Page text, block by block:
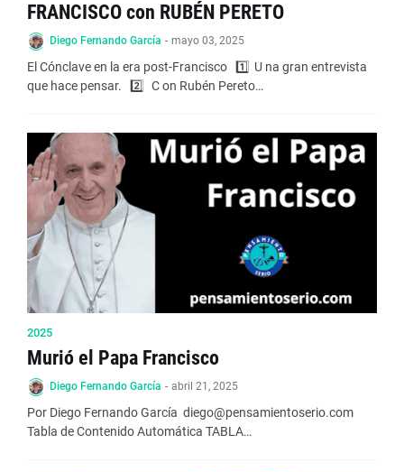
FRANCISCO con RUBÉN PERETO
Diego Fernando García - mayo 03, 2025
El Cónclave en la era post-Francisco 1️⃣ U na gran entrevista
que hace pensar. 2️⃣ C on Rubén Pereto…
2025
Murió el Papa Francisco
Diego Fernando García - abril 21, 2025
Por Diego Fernando García diego@pensamientoserio.com
Tabla de Contenido Automática TABLA…